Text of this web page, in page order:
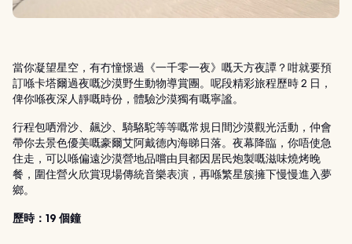
當你凝望星空，有冇憧憬過《一千零一夜》嘅天方夜譚？咁就要預
訂喺卡塔爾過夜嘅沙漠野生動物導賞團。呢段精彩旅程歷時 2 日，
俾你喺夜深人靜嘅時份，體驗沙漠獨有嘅寧謐。
行程包哂滑沙、飆沙、騎駱駝等等嘅常規日間沙漠觀光活動，仲會
帶你去景色優美嘅豪爾艾阿戴德內海睇日落。夜幕降臨，你唔使急
住走，可以喺偏遠沙漠營地品嚐由貝都因居民炮製嘅滋味燒烤晚
餐，圍住營火欣賞現場傳統音樂表演，再喺繁星簇擁下慢慢進入夢
鄉。
歷時：19 個鐘